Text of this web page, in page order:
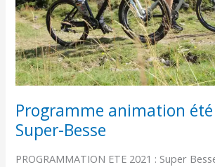
Programme animation été
Super-Besse
PROGRAMMATION ETE 2021 : Super
Besse